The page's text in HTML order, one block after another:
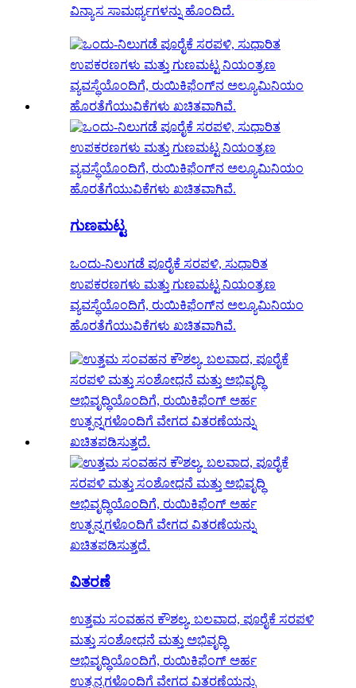
ವಿನ್ಯಾಸ ಸಾಮರ್ಥ್ಯಗಳನ್ನು ಹೊಂದಿದೆ.
ಗುಣಮಟ್ಟ
ಒಂದು-ನಿಲುಗಡೆ ಪೂರೈಕೆ ಸರಪಳಿ, ಸುಧಾರಿತ
ಉಪಕರಣಗಳು ಮತ್ತು ಗುಣಮಟ್ಟ ನಿಯಂತ್ರಣ
ವ್ಯವಸ್ಥೆಯೊಂದಿಗೆ, ರುಯಿಕಿಫೆಂಗ್‌ನ ಅಲ್ಯೂಮಿನಿಯಂ
ಹೊರತೆಗೆಯುವಿಕೆಗಳು ಖಚಿತವಾಗಿವೆ.
ವಿತರಣೆ
ಉತ್ತಮ ಸಂವಹನ ಕೌಶಲ್ಯ, ಬಲವಾದ, ಪೂರೈಕೆ ಸರಪಳಿ
ಮತ್ತು ಸಂಶೋಧನೆ ಮತ್ತು ಅಭಿವೃದ್ಧಿ
ಅಭಿವೃದ್ಧಿಯೊಂದಿಗೆ, ರುಯಿಕಿಫೆಂಗ್ ಅರ್ಹ
ಉತ್ಪನ್ನಗಳೊಂದಿಗೆ ವೇಗದ ವಿತರಣೆಯನ್ನು